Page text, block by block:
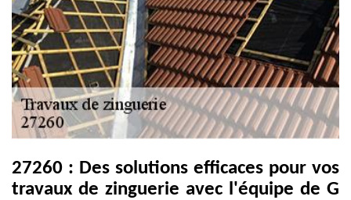
27260 : Des solutions efficaces pour vos
travaux de zinguerie avec l'équipe de G